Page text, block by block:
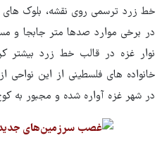
خط زرد ترسمی روی نقشه، بلوک های
در برخی موارد صدها متر جابجا و
نوار غزه در قالب خط زرد بیشتر
خانواده های فلسطینی از این نواحی
در شهر غزه آواره شده و مجبور به